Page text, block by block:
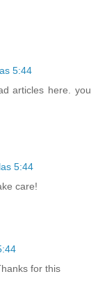
5:44
articles here. you
5:44
care!
for this